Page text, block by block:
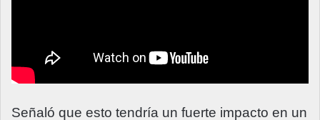
Señaló que esto tendría un fuerte impacto en un